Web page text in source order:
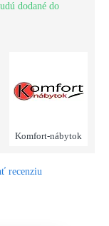
dodané do
Komfort-nábytok
recenziu